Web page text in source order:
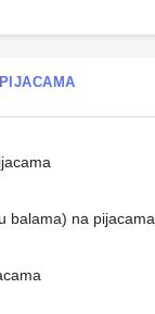
balama) na pijacama